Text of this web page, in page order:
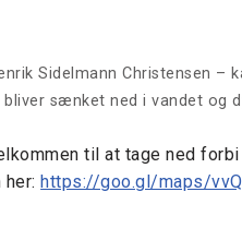
Sidelmann Christensen –
bliver sænket ned i vandet og
til at tage ned
her:https://goo.gl/maps/